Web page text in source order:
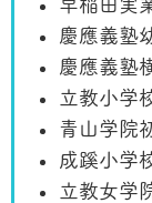
早稲田実
慶應義塾
慶應義塾
立教小学
青山学院
成蹊小学
立教女学